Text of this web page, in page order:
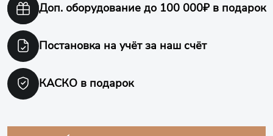
Доп. оборудование до 100 000₽ в подарок
Постановка на учётза наш счёт
КАСКО в подарок